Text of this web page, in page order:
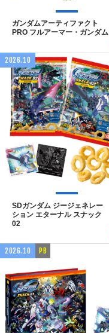
ガンダムアーティファクト
PRO フルアーマー・ガンダム
2026.10
SDガンダム ジージェネレー
ション エターナル スナック
02
2026.10 PB